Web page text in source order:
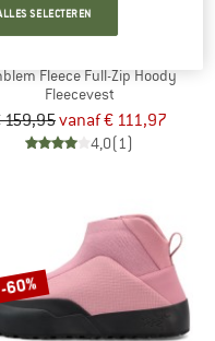
Fleece Full-Zip Hoody
Fleecevest
159,95vanaf € 111,97
4,0(1)
SELECTEREN